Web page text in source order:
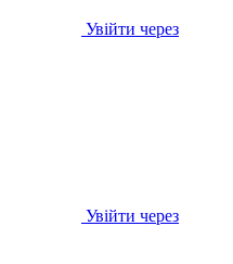
Увійти через
Увійти через